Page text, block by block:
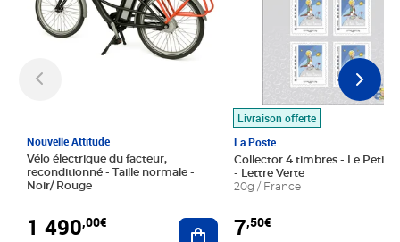
Nouvelle Attitude
Vélo électrique du facteur,
reconditionné - Taille normale -
Noir/ Rouge
1 490,00€ Ajouter au panier
Livraison offerte
La Poste
Collector 4 timbres - Le Petit
- Lettre Verte
20g / France
7,50€